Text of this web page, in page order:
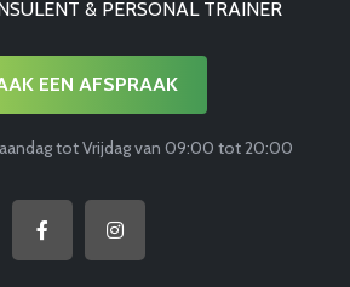
& PERSONAL TRAINER
EEN AFSPRAAK
tot Vrijdag van 09:00 tot 20:00